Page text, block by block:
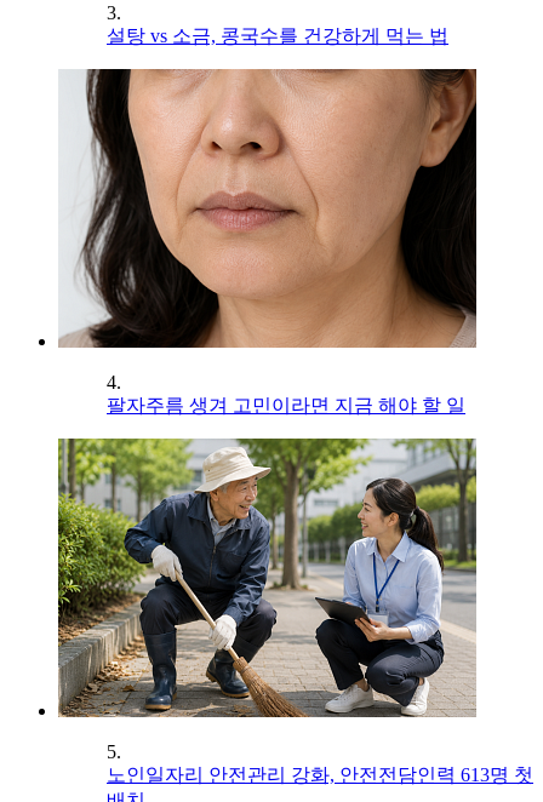
3.
설탕 vs 소금, 콩국수를 건강하게 먹는 법
4.
팔자주름 생겨 고민이라면 지금 해야 할 일
5.
노인일자리 안전관리 강화, 안전전담인력 613명 첫